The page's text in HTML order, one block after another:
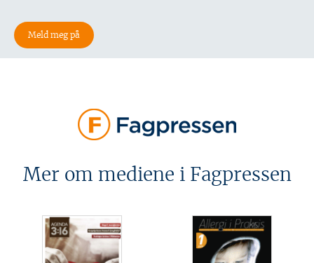
Mer om mediene i Fagpressen